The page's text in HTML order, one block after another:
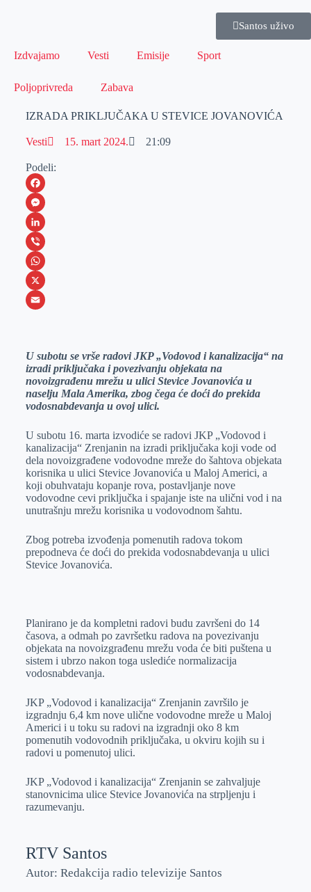
Santos uživo
Izdvajamo Vesti Emisije Sport
Poljoprivreda Zabava
IZRADA PRIKLJUČAKA U STEVICE JOVANOVIĆA
Vesti 15. mart 2024. 21:09
Podeli:
F
a
c
e
b
o
M
e
s
s
e
e
r
L
i
n
k
I
n
V
i
b
W
h
s
A
p
X
a
i
l
U subotu se vrše radovi JKP „Vodovod i kanalizacija“ na
izradi priključaka i povezivanju objekata na
novoizgrađenu mrežu u ulici Stevice Jovanovića u
naselju Mala Amerika, zbog čega će doći do prekida
vodosnabdevanja u ovoj ulici.
U subotu 16. marta izvodiće se radovi JKP „Vodovod i
kanalizacija“ Zrenjanin na izradi priključaka koji vode od
dela novoizgrađene vodovodne mreže do šahtova objekata
korisnika u ulici Stevice Jovanovića u Maloj Americi, a
koji obuhvataju kopanje rova, postavljanje nove
vodovodne cevi priključka i spajanje iste na ulični vod i na
unutrašnju mrežu korisnika u vodovodnom šahtu.
Zbog potreba izvođenja pomenutih radova tokom
prepodneva će doći do prekida vodosnabdevanja u ulici
Stevice Jovanovića.
Planirano je da kompletni radovi budu završeni do 14
časova, a odmah po završetku radova na povezivanju
objekata na novoizgrađenu mrežu voda će biti puštena u
sistem i ubrzo nakon toga uslediće normalizacija
vodosnabdevanja.
JKP „Vodovod i kanalizacija“ Zrenjanin završilo je
izgradnju 6,4 km nove ulične vodovodne mreže u Maloj
Americi i u toku su radovi na izgradnji oko 8 km
pomenutih vodovodnih priključaka, u okviru kojih su i
radovi u pomenutoj ulici.
JKP „Vodovod i kanalizacija“ Zrenjanin se zahvaljuje
stanovnicima ulice Stevice Jovanovića na strpljenju i
razumevanju.
RTV Santos
Autor: Redakcija radio televizije Santos